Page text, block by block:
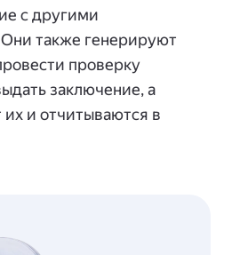
с другими
также генерируют
проверку
заключение, а
и отчитываются в